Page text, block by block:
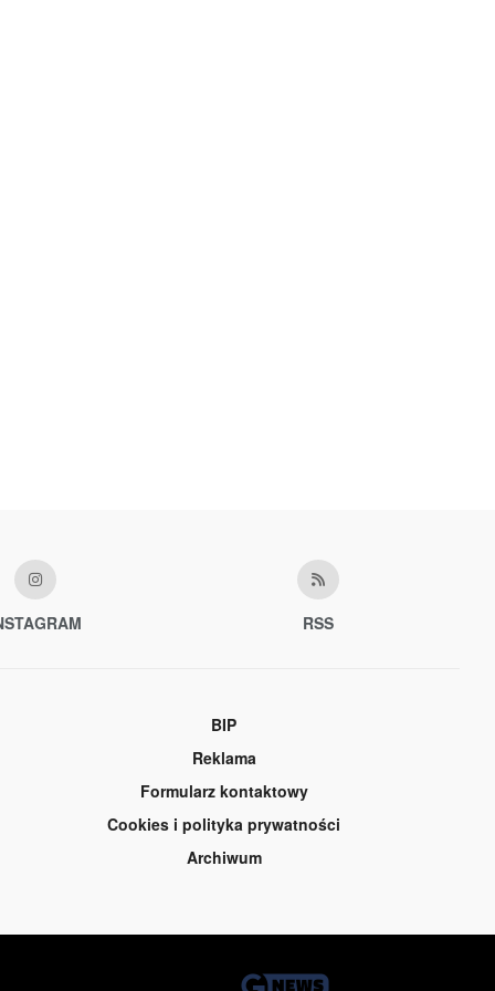
RSS
BIP
Reklama
Formularz kontaktowy
Cookies i polityka prywatności
Archiwum